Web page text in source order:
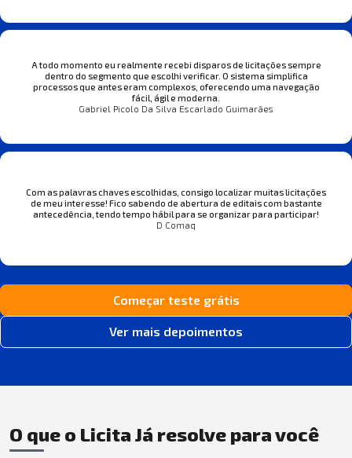
A todo momento eu realmente recebi disparos de licitações sempre
dentro do segmento que escolhi verificar. O sistema simplifica
processos que antes eram complexos, oferecendo uma navegação
fácil, ágil e moderna.
Gabriel Picolo Da Silva Escarlado Guimarães
Com as palavras chaves escolhidas, consigo localizar muitas licitações
de meu interesse! Fico sabendo de abertura de editais com bastante
antecedência, tendo tempo hábil para se organizar para participar!
D Comaq
Começar teste grátis
Ver mais depoimentos
O que o Licita Já resolve para você